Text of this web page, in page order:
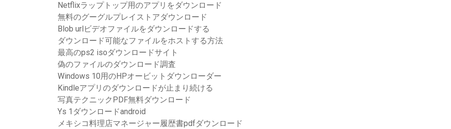
Netflixラップトップ用のアプリをダウンロード
無料のグーグルプレイストアダウンロード
Blob urlビデオファイルをダウンロードする
ダウンロード可能なファイルをホストする方法
最高のps2 isoダウンロードサイト
偽のファイルのダウンロード調査
Windows 10用のHPオービットダウンローダー
Kindleアプリのダウンロードが止まり続ける
写真テクニックPDF無料ダウンロード
Ys 1ダウンロードandroid
メキシコ料理店マネージャー履歴書pdfダウンロード